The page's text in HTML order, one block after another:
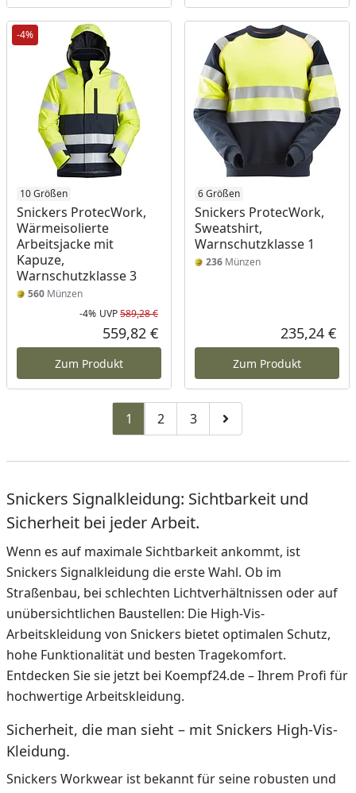
-4%
10 Größen
Snickers ProtecWork,
Wärmeisolierte
Arbeitsjacke mit
Kapuze,
Warnschutzklasse 3
560 Münzen
Rabatt in Prozent
-4%
Ursprünglicher Preis
UVP589,28 €
Aktueller Preis
559,82 €
Zum Produkt
6 Größen
Snickers ProtecWork,
Sweatshirt,
Warnschutzklasse 1
236Münzen
235,24 €
Zum Produkt
1 Zu Seite 2
2 Zu Seite 3
3 Zur nächsten Seite
Snickers Signalkleidung: Sichtbarkeit und
Sicherheit bei jeder Arbeit.
Wenn es auf maximale Sichtbarkeit ankommt, ist
Snickers Signalkleidung die erste Wahl. Ob im
Straßenbau, bei schlechten Lichtverhältnissen oder auf
unübersichtlichen Baustellen: Die High-Vis-
Arbeitskleidung von Snickers bietet optimalen Schutz,
hohe Funktionalität und besten Tragekomfort.
Entdecken Sie sie jetzt bei Koempf24.de – Ihrem Profi für
hochwertige Arbeitskleidung.
Sicherheit, die man sieht – mit Snickers High-Vis-
Kleidung.
Snickers Workwear ist bekannt für seine robusten und